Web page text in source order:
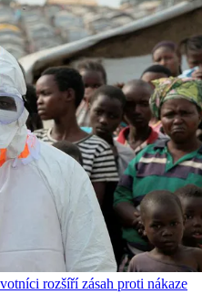
rozšíří zásah proti nákaze